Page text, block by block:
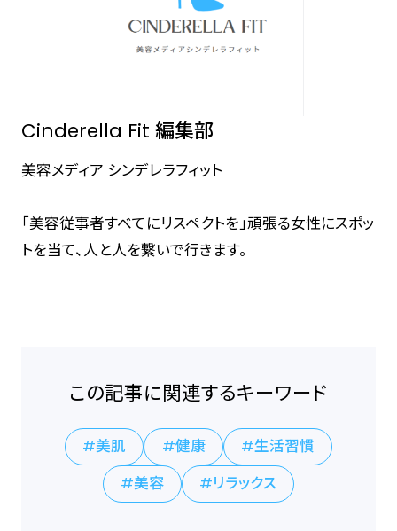
Cinderella Fit 編集部
美容メディア シンデレラフィット
「美容従事者すべてにリスペクトを」頑張る女性にスポッ
トを当て、人と人を繋いで行きます。
この記事に関連するキーワード
美肌 健康
生活習慣
美容
リラックス